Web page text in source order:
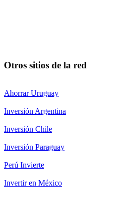
Otros sitios de la red
Ahorrar Uruguay
Inversión Argentina
Inversión Chile
Inversión Paraguay
Perú Invierte
Invertir en México